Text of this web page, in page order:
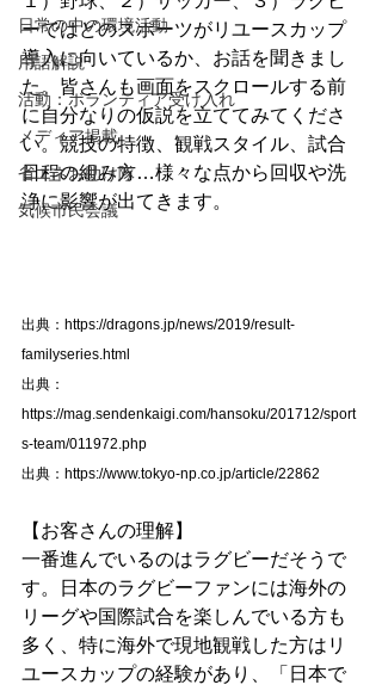
日常の中の環境活動
用語解説
活動：ボランティア受け入れ
メディア掲載
省エネお助け隊
気候市民会議
ーではどのスポーツがリユースカップ
導入に向いているか、お話を聞きまし
た。皆さんも画面をスクロールする前
に自分なりの仮説を立ててみてくださ
い。競技の特徴、観戦スタイル、試合
日程の組み方…様々な点から回収や洗
浄に影響が出てきます。
出典：https://dragons.jp/news/2019/result-
familyseries.html
出典：
https://mag.sendenkaigi.com/hansoku/201712/sport
s-team/011972.php
出典：https://www.tokyo-np.co.jp/article/22862
【お客さんの理解】
一番進んでいるのはラグビーだそうで
す。日本のラグビーファンには海外の
リーグや国際試合を楽しんでいる方も
多く、特に海外で現地観戦した方はリ
ユースカップの経験があり、「日本で